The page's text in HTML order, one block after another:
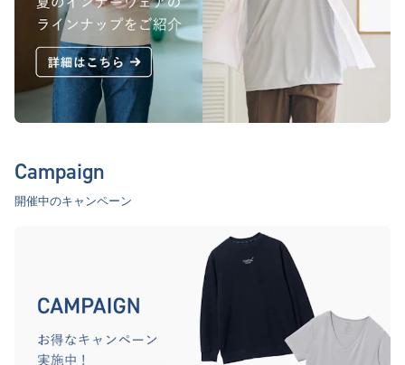
Campaign
開催中のキャンペーン